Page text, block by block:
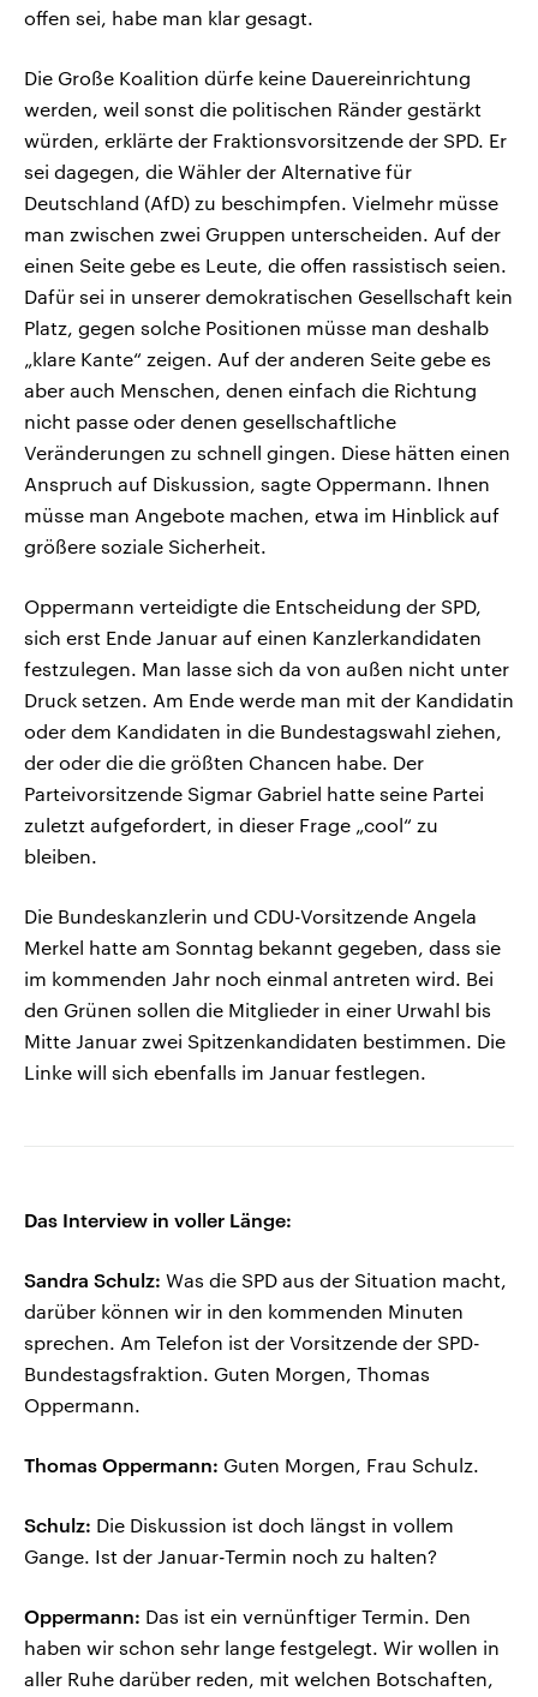
offen sei, habe man klar gesagt.
Die Große Koalition dürfe keine Dauereinrichtung
werden, weil sonst die politischen Ränder gestärkt
würden, erklärte der Fraktionsvorsitzende der SPD. Er
sei dagegen, die Wähler der Alternative für
Deutschland (AfD) zu beschimpfen. Vielmehr müsse
man zwischen zwei Gruppen unterscheiden. Auf der
einen Seite gebe es Leute, die offen rassistisch seien.
Dafür sei in unserer demokratischen Gesellschaft kein
Platz, gegen solche Positionen müsse man deshalb
„klare Kante“ zeigen. Auf der anderen Seite gebe es
aber auch Menschen, denen einfach die Richtung
nicht passe oder denen gesellschaftliche
Veränderungen zu schnell gingen. Diese hätten einen
Anspruch auf Diskussion, sagte Oppermann. Ihnen
müsse man Angebote machen, etwa im Hinblick auf
größere soziale Sicherheit.
Oppermann verteidigte die Entscheidung der SPD,
sich erst Ende Januar auf einen Kanzlerkandidaten
festzulegen. Man lasse sich da von außen nicht unter
Druck setzen. Am Ende werde man mit der Kandidatin
oder dem Kandidaten in die Bundestagswahl ziehen,
der oder die die größten Chancen habe. Der
Parteivorsitzende Sigmar Gabriel hatte seine Partei
zuletzt aufgefordert, in dieser Frage „cool“ zu
bleiben.
Die Bundeskanzlerin und CDU-Vorsitzende Angela
Merkel hatte am Sonntag bekannt gegeben, dass sie
im kommenden Jahr noch einmal antreten wird. Bei
den Grünen sollen die Mitglieder in einer Urwahl bis
Mitte Januar zwei Spitzenkandidaten bestimmen. Die
Linke will sich ebenfalls im Januar festlegen.
Das Interview in voller Länge:
Sandra Schulz: Was die SPD aus der Situation macht,
darüber können wir in den kommenden Minuten
sprechen. Am Telefon ist der Vorsitzende der SPD-
Bundestagsfraktion. Guten Morgen, Thomas
Oppermann.
Thomas Oppermann: Guten Morgen, Frau Schulz.
Schulz: Die Diskussion ist doch längst in vollem
Gange. Ist der Januar-Termin noch zu halten?
Oppermann: Das ist ein vernünftiger Termin. Den
haben wir schon sehr lange festgelegt. Wir wollen in
aller Ruhe darüber reden, mit welchen Botschaften,